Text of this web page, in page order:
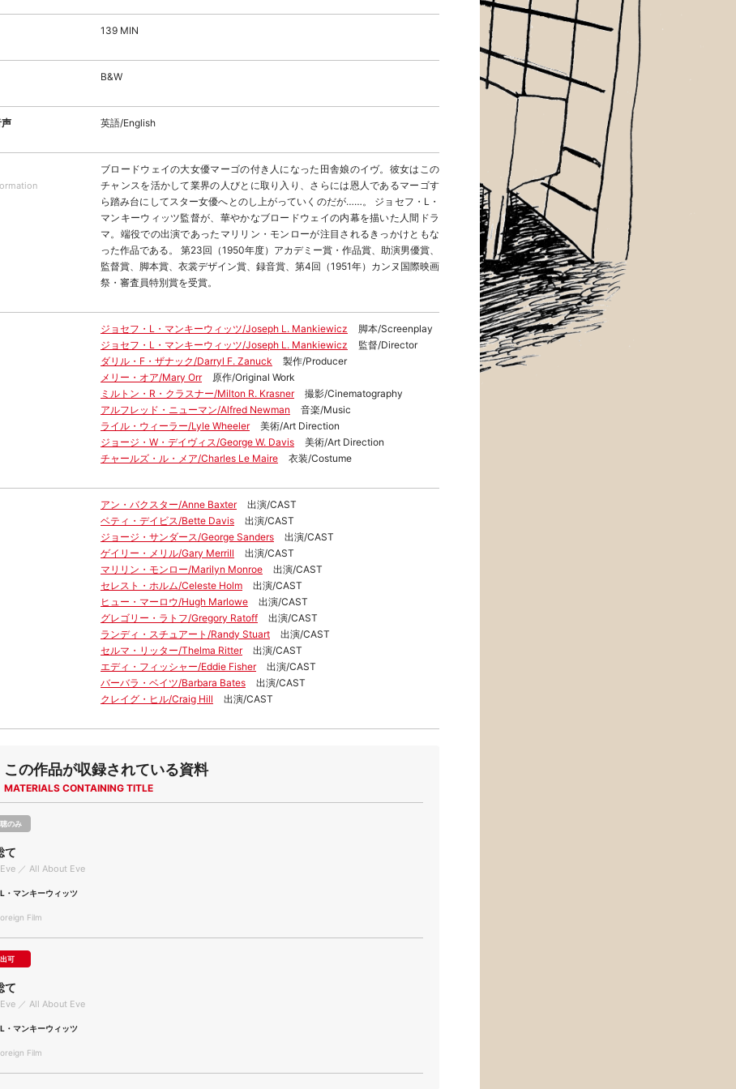
139 MIN
B&W
英語/English
ブロードウェイの大女優マーゴの付き人になった田舎娘のイヴ。彼女はこの
チャンスを活かして業界の人びとに取り入り、さらには恩人であるマーゴす
ら踏み台にしてスター女優へとのし上がっていくのだが……。 ジョセフ・L・
マンキーウィッツ監督が、華やかなブロードウェイの内幕を描いた人間ドラ
マ。端役での出演であったマリリン・モンローが注目されるきっかけともな
った作品である。 第23回（1950年度）アカデミー賞・作品賞、助演男優賞、
監督賞、脚本賞、衣裳デザイン賞、録音賞、第4回（1951年）カンヌ国際映画
祭・審査員特別賞を受賞。
ジョセフ・L・マンキーウィッツ/Joseph L. Mankiewicz
脚本/Screenplay
ジョセフ・L・マンキーウィッツ/Joseph L. Mankiewicz
監督/Director
ダリル・F・ザナック/Darryl F. Zanuck
製作/Producer
メリー・オア/Mary Orr
原作/Original Work
ミルトン・R・クラスナー/Milton R. Krasner
撮影/Cinematography
アルフレッド・ニューマン/Alfred Newman
音楽/Music
ライル・ウィーラー/Lyle Wheeler
美術/Art Direction
ジョージ・W・デイヴィス/George W. Davis
美術/Art Direction
チャールズ・ル・メア/Charles Le Maire
衣装/Costume
アン・バクスター/Anne Baxter
出演/CAST
ベティ・デイビス/Bette Davis
出演/CAST
ジョージ・サンダース/George Sanders
出演/CAST
ゲイリー・メリル/Gary Merrill
出演/CAST
マリリン・モンロー/Marilyn Monroe
出演/CAST
セレスト・ホルム/Celeste Holm
出演/CAST
ヒュー・マーロウ/Hugh Marlowe
出演/CAST
グレゴリー・ラトフ/Gregory Ratoff
出演/CAST
ランディ・スチュアート/Randy Stuart
出演/CAST
セルマ・リッター/Thelma Ritter
出演/CAST
エディ・フィッシャー/Eddie Fisher
出演/CAST
バーバラ・ベイツ/Barbara Bates
出演/CAST
クレイグ・ヒル/Craig Hill
出演/CAST
この作品が収録されている資料
MATERIALS CONTAINING TITLE
のみ
て
／ All About Eve
・マンキーウィッツ
Film
可
て
／ All About Eve
・マンキーウィッツ
Film